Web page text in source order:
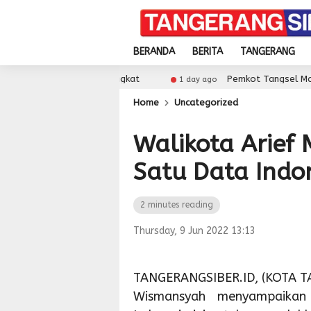
BERANDA BERITA TANGERANG
1 day ago Pemkot Tangsel Matangkan
Home Uncategorized
Walikota Arief
Satu Data
2 minutes reading
Thursday, 9 Jun 2022 13:13
TANGERANGSIBER.ID,
Wismansyah